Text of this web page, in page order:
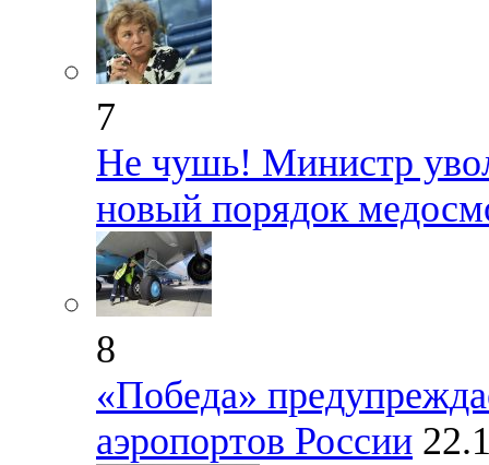
7
Не чушь! Министр
новый порядок
8
«Победа»
аэропортов России